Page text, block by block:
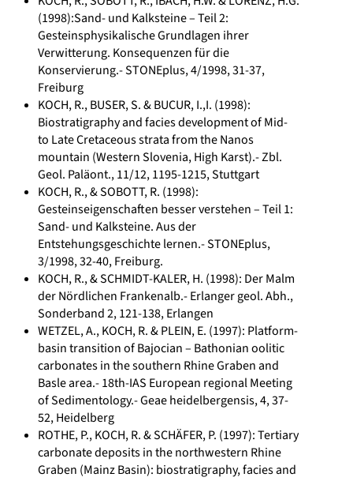
(1998):Sand- und Kalksteine – Teil 2:
Gesteinsphysikalische Grundlagen ihrer
Verwitterung. Konsequenzen für die
Konservierung.- STONEplus, 4/1998, 31-37,
Freiburg
KOCH, R., BUSER, S. & BUCUR, I.,I. (1998):
Biostratigraphy and facies development of Mid-
to Late Cretaceous strata from the Nanos
mountain (Western Slovenia, High Karst).- Zbl.
Geol. Paläont., 11/12, 1195-1215, Stuttgart
KOCH, R., & SOBOTT, R. (1998):
Gesteinseigenschaften besser verstehen – Teil 1:
Sand- und Kalksteine. Aus der
Entstehungsgeschichte lernen.- STONEplus,
3/1998, 32-40, Freiburg.
KOCH, R., & SCHMIDT-KALER, H. (1998): Der Malm
der Nördlichen Frankenalb.- Erlanger geol. Abh.,
Sonderband 2, 121-138, Erlangen
WETZEL, A., KOCH, R. & PLEIN, E. (1997): Platform-
basin transition of Bajocian – Bathonian oolitic
carbonates in the southern Rhine Graben and
Basle area.- 18th-IAS European regional Meeting
of Sedimentology.- Geae heidelbergensis, 4, 37-
52, Heidelberg
ROTHE, P., KOCH, R. & SCHÄFER, P. (1997): Tertiary
carbonate deposits in the northwestern Rhine
Graben (Mainz Basin): biostratigraphy, facies and